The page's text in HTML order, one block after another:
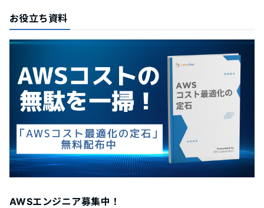
お役立ち資料
AWSエンジニア募集中！